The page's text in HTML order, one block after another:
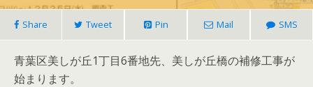
Share Tweet Pin Mail SMS
青葉区美しが丘1丁目6番地先、美しが丘橋の補修工事が
始まります。